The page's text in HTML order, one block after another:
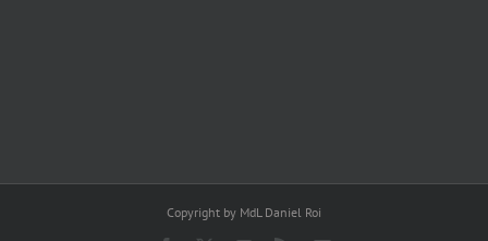
Copyright by MdL Daniel Roi